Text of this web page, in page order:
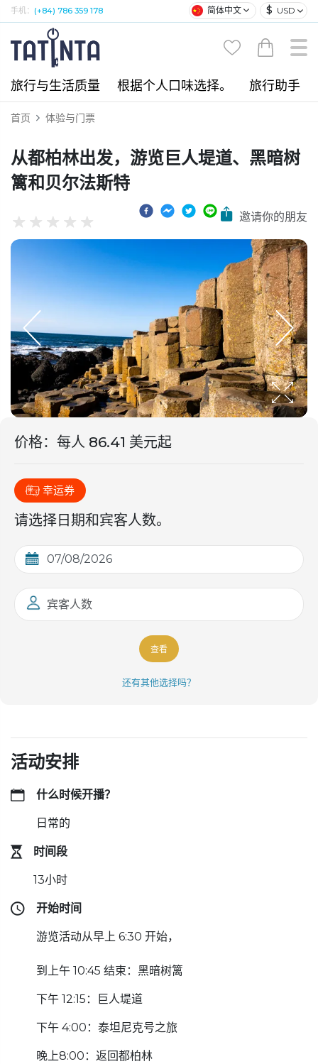
手机： (+84) 786 359 178 简体中文 $ USD
旅行与生活质量 根据个人口味选择。 旅行助手
首页 体验与门票
从都柏林出发，游览巨人堤道、黑暗树
篱和贝尔法斯特
邀请你的朋友
价格： 每人 86.41 美元起
幸运券
请选择日期和宾客人数。
宾客人数
查看
还有其他选择吗？
活动安排
什么时候开播？
日常的
时间段
13小时
开始时间
游览活动从早上 6:30 开始，
到上午 10:45 结束：黑暗树篱
下午 12:15：巨人堤道
下午 4:00：泰坦尼克号之旅
晚上8:00：返回都柏林